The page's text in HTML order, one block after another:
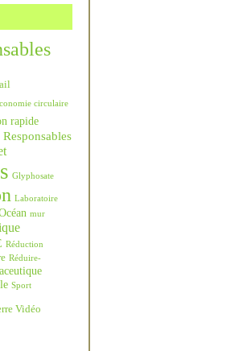
circulaire
rapide
Glyphosate
Laboratoire
mur
Réduction
Réduire-
Sport
Vidéo